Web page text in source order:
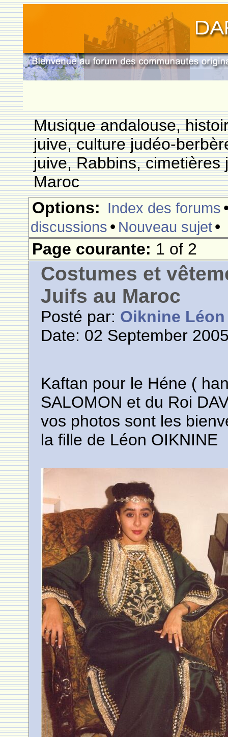
Musique andalouse,
juive, culture judéo-
juive, Rabbins,
Maroc
Options: Index des forums
discussions • Nouveau sujet•
Page courante: 1 of 2
Costumes et
Juifs au Maroc
Posté par: Oiknine Léon
Date: 02 September
Kaftan pour le Héne (
SALOMON et du Roi
vos photos sont les
la fille de Léon OIKNINE